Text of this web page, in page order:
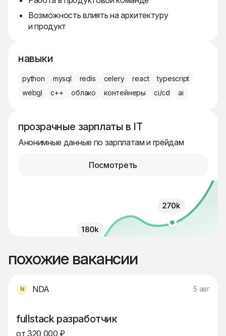
Возможность влиять на архитектуру
и продукт
навыки
python mysql redis celery react
typescript
webgl
c++ облако контейнеры ci/cd ai
прозрачные зарплаты в IT
Анонимные данные по зарплатам и грейдам
Посмотреть
похожие вакансии
NDA 5 авг
fullstack разработчик
от 320 000 ₽